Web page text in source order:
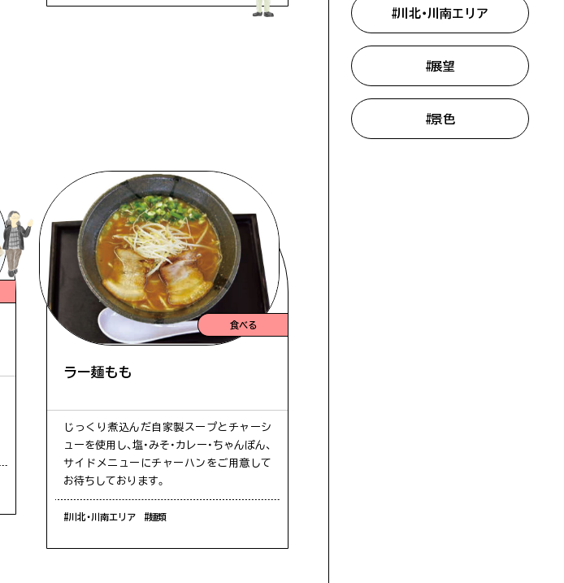
食べる
ラー麺もも
じっくり煮込んだ自家製スープとチャーシ
ューを使用し、塩・みそ・カレー・ちゃんぽん、
サイドメニューにチャーハンをご用意して
お待ちしております。
#川北・川南エリア #麺類
#川北・川南エリア
#展望
#景色